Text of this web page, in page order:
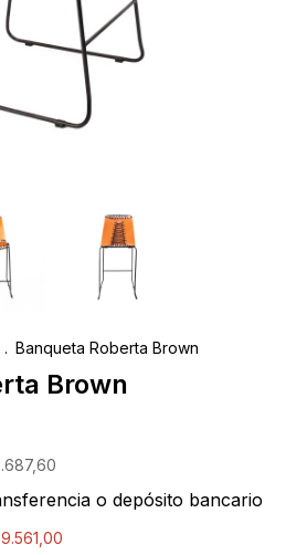
. Banqueta Roberta Brown
Brown
o depósito bancario